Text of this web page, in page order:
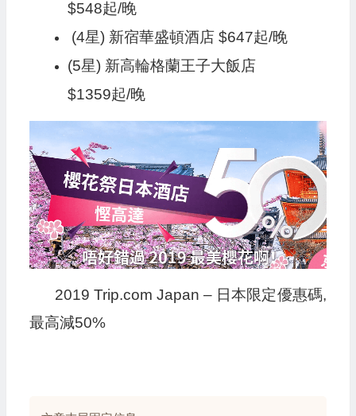
$548起/晚
(4星) 新宿華盛頓酒店 $647起/晚
(5星) 新高輪格蘭王子大飯店
$1359起/晚
2019 Trip.com Japan – 日本限定優惠碼,
最高減50%